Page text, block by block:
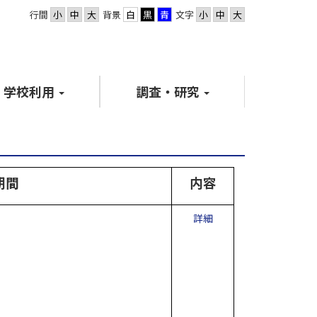
文字
背景
行間
学校利用 調査・研究
間 内容
詳細